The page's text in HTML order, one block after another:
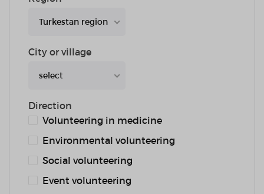
Turkestan region
City or village
select
Direction
Volunteering in medicine
Environmental volunteering
Social volunteering
Event volunteering